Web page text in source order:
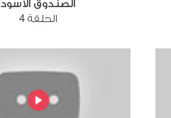
الصندوق الاسود
الحلقة 4